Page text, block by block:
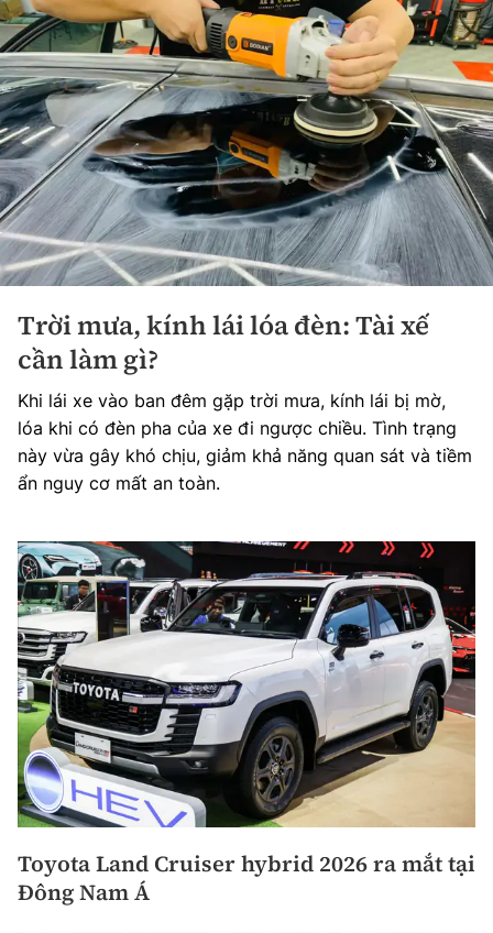
Trời mưa, kính lái lóa đèn: Tài xế
cần làm gì?
Khi lái xe vào ban đêm gặp trời mưa, kính lái bị mờ,
lóa khi có đèn pha của xe đi ngược chiều. Tình trạng
này vừa gây khó chịu, giảm khả năng quan sát và tiềm
ẩn nguy cơ mất an toàn.
Toyota Land Cruiser hybrid 2026 ra mắt tại
Đông Nam Á